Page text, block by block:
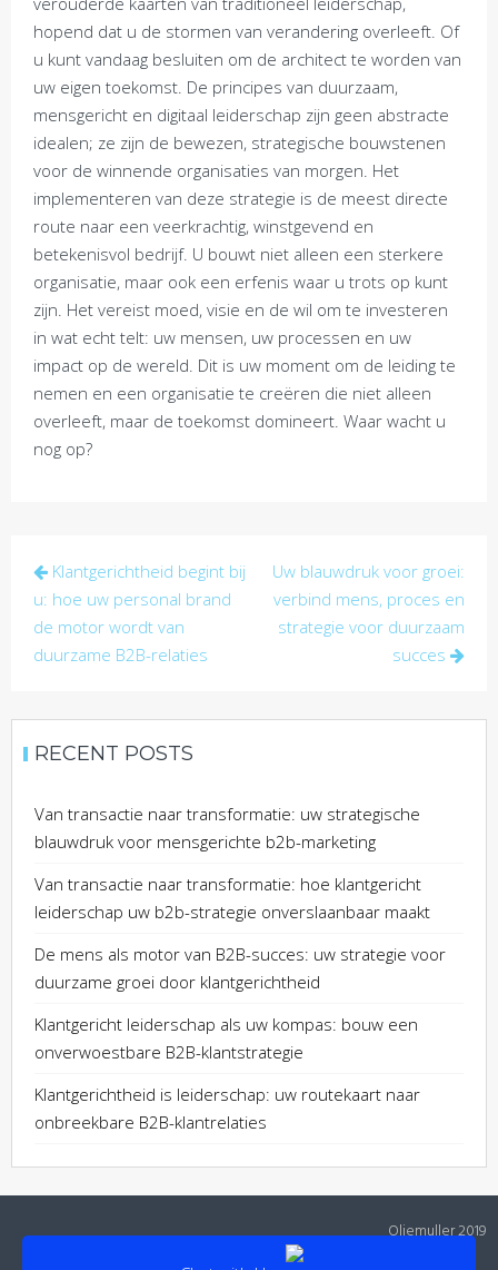
hopend dat u de stormen van verandering overleeft. Of
u kunt vandaag besluiten om de architect te worden van
uw eigen toekomst. De principes van duurzaam,
mensgericht en digitaal leiderschap zijn geen abstracte
idealen; ze zijn de bewezen, strategische bouwstenen
voor de winnende organisaties van morgen. Het
implementeren van deze strategie is de meest directe
route naar een veerkrachtig, winstgevend en
betekenisvol bedrijf. U bouwt niet alleen een sterkere
organisatie, maar ook een erfenis waar u trots op kunt
zijn. Het vereist moed, visie en de wil om te investeren
in wat echt telt: uw mensen, uw processen en uw
impact op de wereld. Dit is uw moment om de leiding te
nemen en een organisatie te creëren die niet alleen
overleeft, maar de toekomst domineert. Waar wacht u
nog op?
Post
navigation
Klantgerichtheid begint bij
u: hoe uw personal brand
de motor wordt van
duurzame B2B-relaties
Uw blauwdruk voor groei:
verbind mens, proces en
strategie voor duurzaam
succes
RECENT POSTS
Van transactie naar transformatie: uw strategische
blauwdruk voor mensgerichte b2b-marketing
Van transactie naar transformatie: hoe klantgericht
leiderschap uw b2b-strategie onverslaanbaar maakt
De mens als motor van B2B-succes: uw strategie voor
duurzame groei door klantgerichtheid
Klantgericht leiderschap als uw kompas: bouw een
onverwoestbare B2B-klantstrategie
Klantgerichtheid is leiderschap: uw routekaart naar
onbreekbare B2B-klantrelaties
Oliemuller 2019